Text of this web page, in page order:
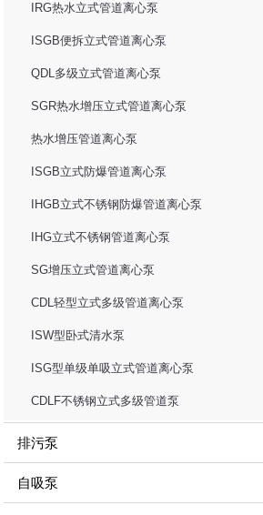
IRG热水立式管道离心泵
ISGB便拆立式管道离心泵
QDL多级立式管道离心泵
SGR热水增压立式管道离心泵
热水增压管道离心泵
ISGB立式防爆管道离心泵
IHGB立式不锈钢防爆管道离心泵
IHG立式不锈钢管道离心泵
SG增压立式管道离心泵
CDL轻型立式多级管道离心泵
ISW型卧式清水泵
ISG型单级单吸立式管道离心泵
CDLF不锈钢立式多级管道泵
排污泵
自吸泵